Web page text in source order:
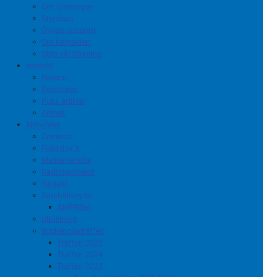
Om föreningen
Styrelsen
Övriga uppdrag
Om hemsidan
Stöd vår förening
Innehåll
Noterat
Reportage
Publ. artiklar
Arkivet
Aktiviteter
Contests
Field day´s
Medlemsmöte
Radiosamband
Rävjakt
Samhällsnytta
AMPRNet
Utbildning
Bockebodaträffen
Träffen 2025
Träffen 2024
Träffen 2023